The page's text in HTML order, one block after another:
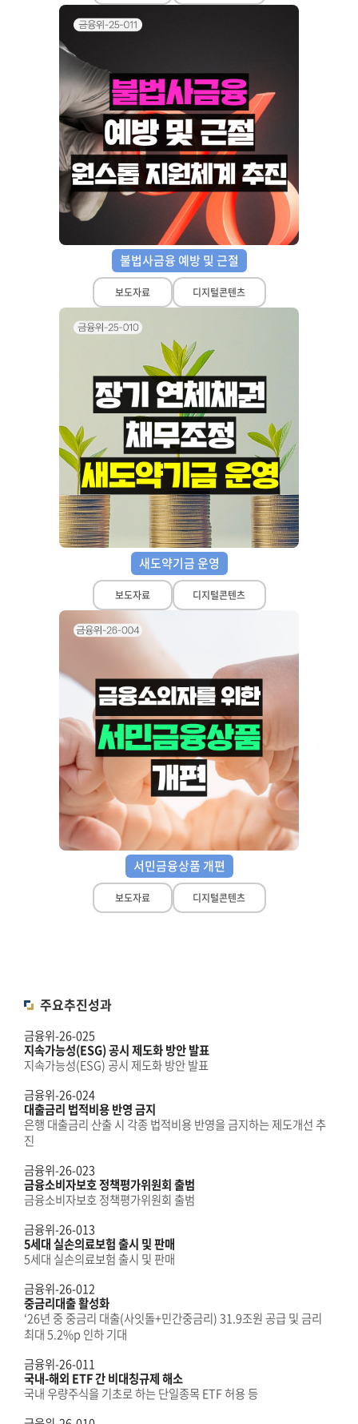
불법사금융 예방 및 근절
보도자료 디지털콘텐츠
새도약기금 운영
보도자료 디지털콘텐츠
서민금융상품 개편
보도자료 디지털콘텐츠
주요추진성과
금융위-26-025
지속가능성(ESG) 공시 제도화 방안 발표
지속가능성(ESG) 공시 제도화 방안 발표
금융위-26-024
대출금리 법적비용 반영 금지
은행 대출금리 산출 시 각종 법적비용 반영을 금지하는 제도개선 추
진
금융위-26-023
금융소비자보호 정책평가위원회 출범
금융소비자보호 정책평가위원회 출범
금융위-26-013
5세대 실손의료보험 출시 및 판매
5세대 실손의료보험 출시 및 판매
금융위-26-012
중금리대출 활성화
‘26년 중 중금리 대출(사잇돌+민간중금리) 31.9조원 공급 및 금리
최대 5.2%p 인하 기대
금융위-26-011
국내-해외 ETF 간 비대칭규제 해소
국내 우량주식을 기초로 하는 단일종목 ETF 허용 등